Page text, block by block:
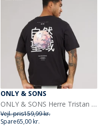
ONLY & SONS
ONLY & SONS Herre Tristan Relaxed Mori T-shirt Black Onyx
Vejl. pris159,99 kr.
Spare65,00 kr.